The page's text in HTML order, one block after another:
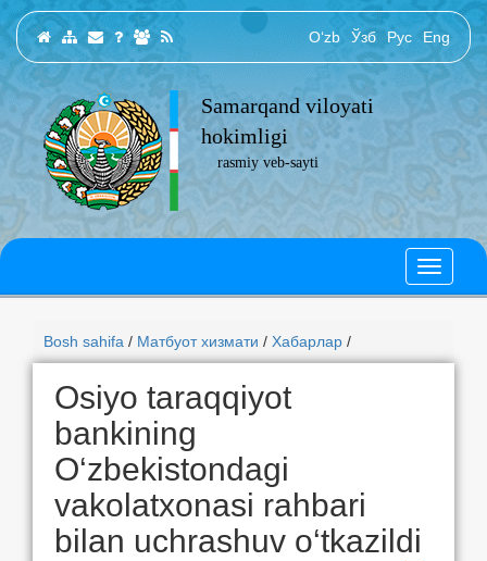
O‘zb Ўзб Рус Eng
Samarqand viloyati
hokimligi
rasmiy veb-sayti
Bosh sahifa / Матбуот хизмати / Хабарлар /
Osiyo taraqqiyot
bankining
O‘zbekistondagi
vakolatxonasi rahbari
bilan uchrashuv o‘tkazildi